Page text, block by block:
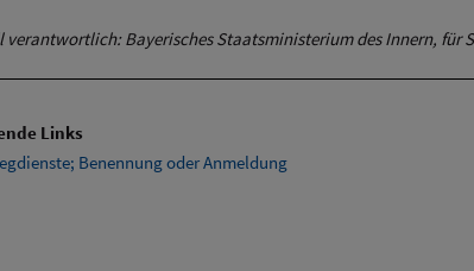
verantwortlich: Bayerisches Staatsministerium des Innern, für
Links
Benennung oder Anmeldung